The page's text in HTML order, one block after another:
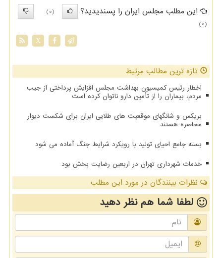
این مطلب مجلس ایران را پسندیدید؟
(0)
(0)
X
تازه ترین مطالب مرتبط
اخطار رئیس کمیسیون بهداشت مجلس افزایش پرداختی از جیب
مردم، بیماران را از تأمین دارو ناتوان کرده است
بریکس و شانگهای موقعیت های طلایی ایران برای شکست دیوار
محاصره هستند
بسته جامع احیای تولید با رویکرد شرایط جنگ آماده می شود
خدمات شهرداری تهران در اربعین رضایت بخش بود
نظرات بینندگان در مورد این مطلب
لطفا شما همنظر دهید